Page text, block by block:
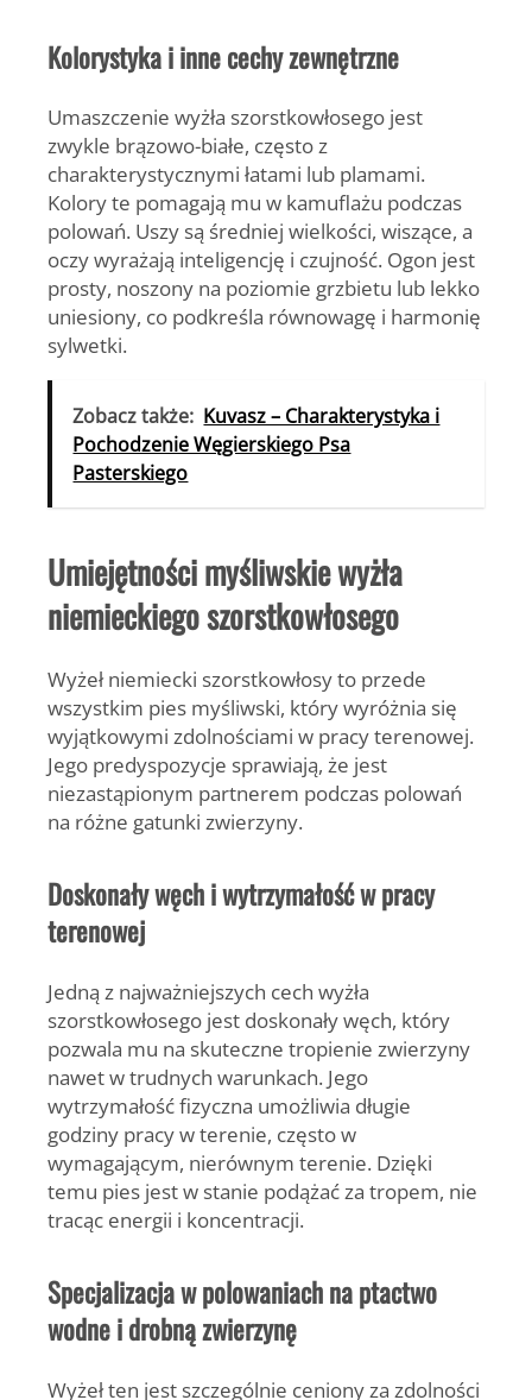
Kolorystyka i inne cechy zewnętrzne
Umaszczenie wyżła szorstkowłosego jest
zwykle brązowo-białe, często z
charakterystycznymi łatami lub plamami.
Kolory te pomagają mu w kamuflażu podczas
polowań. Uszy są średniej wielkości, wiszące, a
oczy wyrażają inteligencję i czujność. Ogon jest
prosty, noszony na poziomie grzbietu lub lekko
uniesiony, co podkreśla równowagę i harmonię
sylwetki.
Zobacz także: Kuvasz – Charakterystyka i
Pochodzenie Węgierskiego Psa
Pasterskiego
Umiejętności myśliwskie wyżła
niemieckiego szorstkowłosego
Wyżeł niemiecki szorstkowłosy to przede
wszystkim pies myśliwski, który wyróżnia się
wyjątkowymi zdolnościami w pracy terenowej.
Jego predyspozycje sprawiają, że jest
niezastąpionym partnerem podczas polowań
na różne gatunki zwierzyny.
Doskonały węch i wytrzymałość w pracy
terenowej
Jedną z najważniejszych cech wyżła
szorstkowłosego jest doskonały węch, który
pozwala mu na skuteczne tropienie zwierzyny
nawet w trudnych warunkach. Jego
wytrzymałość fizyczna umożliwia długie
godziny pracy w terenie, często w
wymagającym, nierównym terenie. Dzięki
temu pies jest w stanie podążać za tropem, nie
tracąc energii i koncentracji.
Specjalizacja w polowaniach na ptactwo
wodne i drobną zwierzynę
Wyżeł ten jest szczególnie ceniony za zdolności